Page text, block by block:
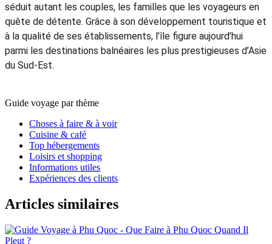
séduit autant les couples, les familles que les voyageurs en
quête de détente. Grâce à son développement touristique et
à la qualité de ses établissements, l’île figure aujourd’hui
parmi les destinations balnéaires les plus prestigieuses d’Asie
du Sud-Est.
Guide voyage par thème
Choses à faire & à voir
Cuisine & café
Top hébergements
Loisirs et shopping
Informations utiles
Expériences des clients
Articles similaires